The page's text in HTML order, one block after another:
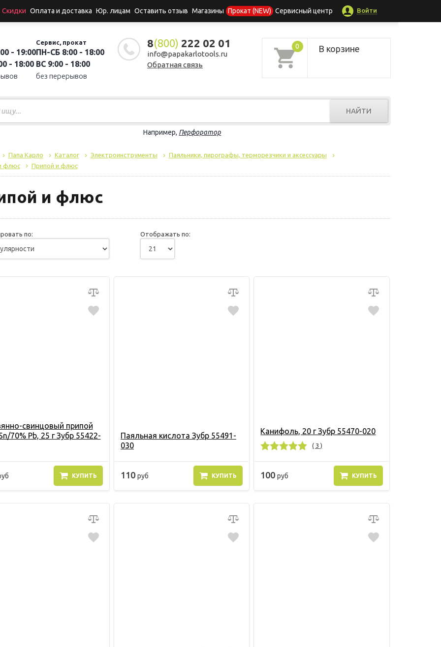
Скидки Оплата и доставка Юр. лицам Оставить отзыв Магазины Прокат (NEW) Сервисный центр Войти
- 19:00
- 18:00
Сервис, прокат
ПН-СБ 8:00 - 18:00
ВС 9:00 - 18:00
без перерывов
8(800) 222 02 01
info@papakarlotools.ru
Обратная связь
0 В корзине
НАЙТИ
Например, Перфоратор
Папа Карло Каталог Электроинструменты
Паяльники, пирографы, терморезчики и аксессуары
флюс
Припой и флюс
и флюс
по: Отображать по:
свинцовый припой
70% Pb, 25 г Зубр 55422-
КУПИТЬ
Паяльная кислота Зубр 55491-
030
110 руб КУПИТЬ
Канифоль, 20 г Зубр 55470-020
( 3 )
100руб КУПИТЬ